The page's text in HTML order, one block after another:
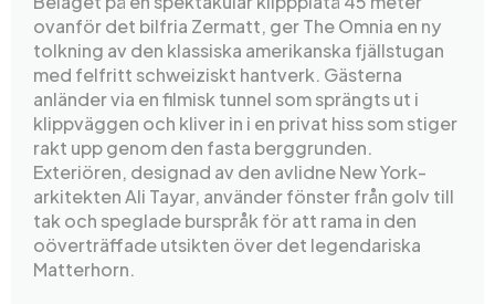
ovanför det bilfria Zermatt, ger The Omnia en ny
tolkning av den klassiska amerikanska fjällstugan
med felfritt schweiziskt hantverk. Gästerna
anländer via en filmisk tunnel som sprängts ut i
klippväggen och kliver in i en privat hiss som stiger
rakt upp genom den fasta berggrunden.
Exteriören, designad av den avlidne New York-
arkitekten Ali Tayar, använder fönster från golv till
tak och speglade burspråk för att rama in den
oöverträffade utsikten över det legendariska
Matterhorn.